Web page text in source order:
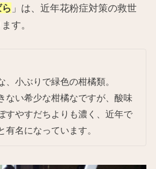
」は、近年花粉症対策の救世
す。
小ぶりで緑色の柑橘類。
ない希少な柑橘なですが、酸味
すやすだちよりも濃く、近年で
有名になっています。